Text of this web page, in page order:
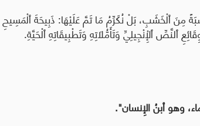
مِنَ ٱلْخَشَبِ، بَلْ نُكَرِّمُ مَا تَمَّ عَلَيْهَا: ذَبِيحَةَ ٱلْمَسِيحِ
ٱلْإِنْجِيلِيِّ وَتَأَمُّلَاتِهِ وَتَطْبِيقَاتِهِ ٱلْحَيَّةِ.
".